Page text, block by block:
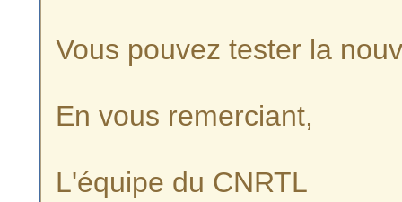
Vous pouvez tester la
En vous remerciant,
L'équipe du CNRTL